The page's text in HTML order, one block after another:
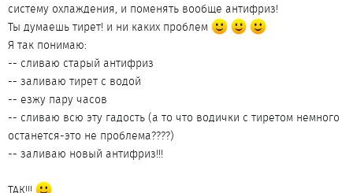
систему охлаждения, и поменять вообще антифриз!
Ты думаешь тирет! и ни каких проблем
Я так понимаю:
-- сливаю старый антифриз
-- заливаю тирет с водой
-- езжу пару часов
-- сливаю всю эту гадость (а то что водички с тиретом немного
останется-это не проблема????)
-- заливаю новый антифриз!!!
ТАК!!!